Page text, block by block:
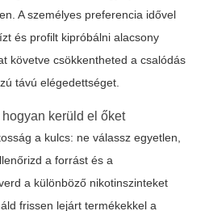
A személyes preferencia idővel
és profilt kipróbálni alacsony
követve csökkentheted a csalódás
távú elégedettséget.
kerüld el őket
a kulcs: ne válassz egyetlen,
a forrást és a
a különböző nikotinszinteket
frissen lejárt termékekkel a